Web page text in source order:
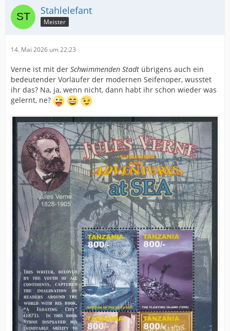
Stahlelefant
Meister
14. Mai 2026 um 22:23
Verne ist mit der Schwimmenden Stadt übrigens auch ein
bedeutender Vorläufer der modernen Seifenoper, wusstet
ihr das? Na, ja, wenn nicht, dann habt ihr schon wieder was
gelernt, ne?